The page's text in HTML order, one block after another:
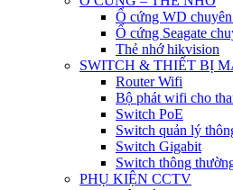
Ổ cứng WD
Ổ cứng Seagate
Thẻ nhớ hikvision
SWITCH & THIẾT BỊ
Router Wifi
Bộ phát wifi cho
Switch PoE
Switch quản lý
Switch Gigabit
Switch thông
PHỤ KIỆN CCTV